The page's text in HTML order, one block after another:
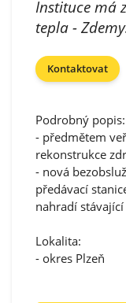
Instituce má
tepla -
Kontaktovat
Podrobný popis:
- předmětem
rekonstrukce
- nová
předávací
nahradí
Lokalita:
- okres Plzeň